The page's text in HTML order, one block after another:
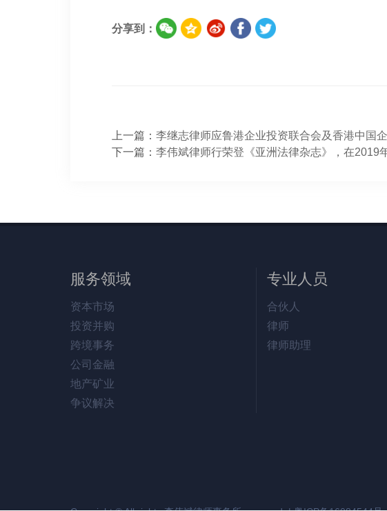
分享到：
上一篇： 李继志律师应鲁港企业投资联合会及香港中国
下一篇： 李伟斌律师行荣登《亚洲法律杂志》，在2019
服务领域
资本市场
投资并购
跨境事务
公司金融
地产矿业
争议解决
专业人员
合伙人
律师
律师助理